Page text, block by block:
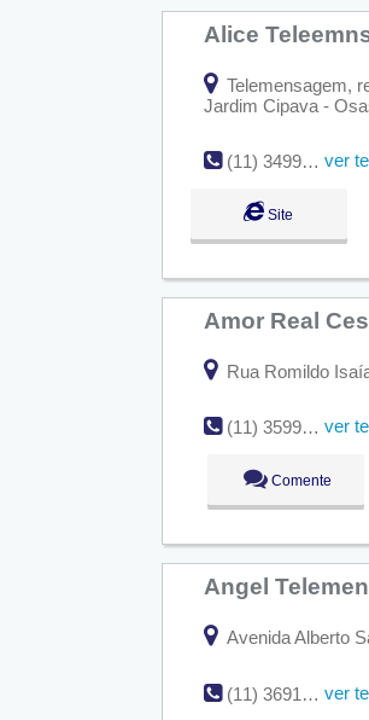
Alice
Telemensagem,
Jardim Cipava -
(11) 3499-3232 ver
Site
Amor Real
Rua Romildo
(11) 3599-5690 ver
Comente
Angel
Avenida Alberto
(11) 3691-0440 ver